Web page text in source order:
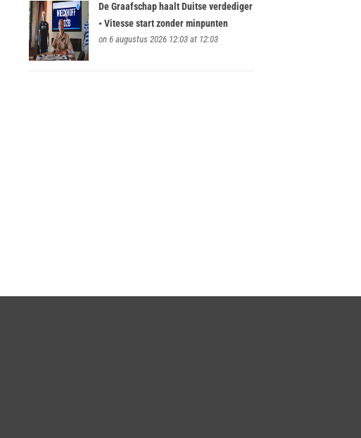
De Graafschap haalt Duitse verdediger
• Vitesse start zonder minpunten
on 6 augustus 2026 12:03 at 12:03